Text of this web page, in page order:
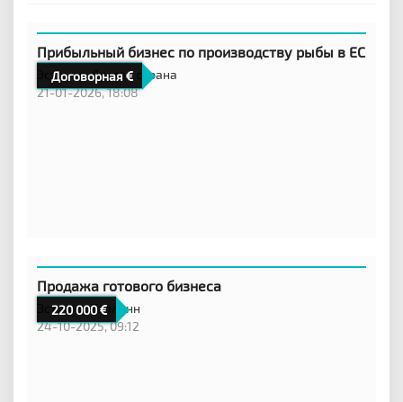
Договорная
Прибыльный бизнес по производству рыбы в ЕС
Эстония,Другая страна
21-01-2026, 18:08
220 000
Продажа готового бизнеса
Эстония,Таллинн
24-10-2025, 09:12